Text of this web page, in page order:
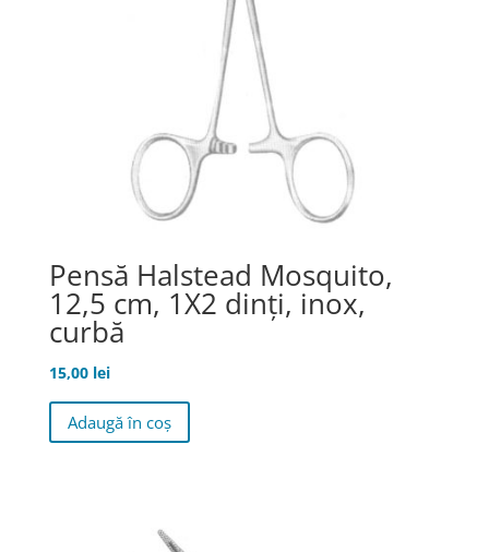
Pensă Halstead Mosquito,
12,5 cm, 1X2 dinţi, inox,
curbă
15,00 lei
Adaugă în coș